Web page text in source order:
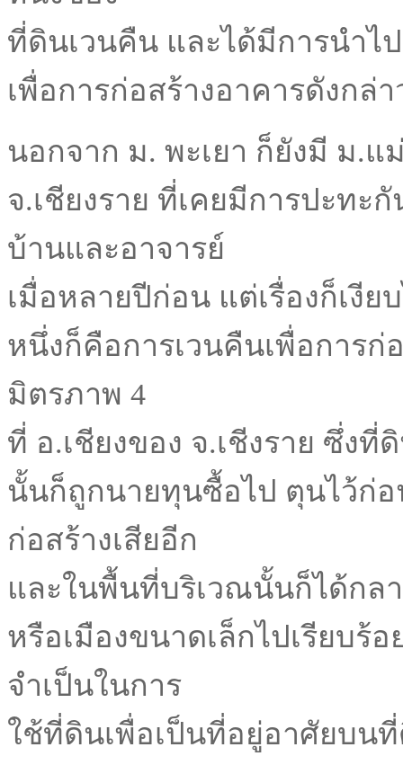
ที่ดินเวนคืน และได้มีการนำไ
เพื่อการก่อสร้างอาคารดังกล่า
นอกจาก ม. พะเยา ก็ยังมี ม.แ
จ.เชียงราย ที่เคยมีการปะทะ
บ้านและอาจารย์
เมื่อหลายปีก่อน แต่เรื่องก็เงีย
หนึ่งก็คือการเวนคืนเพื่อการก่
มิตรภาพ 4
ที่ อ.เชียงของ จ.เชีงราย ซึ่งที่
นั้นก็ถูกนายทุนซื้อไป ตุนไว้ก่
ก่อสร้างเสียอีก
และในพื้นที่บริเวณนั้นก็ได้กล
หรือเมืองขนาดเล็กไปเรียบร้
จำเป็นในการ
ใช้ที่ดินเพื่อเป็นที่อยู่อาศัยบน